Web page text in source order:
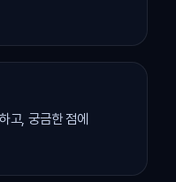
고, 궁금한 점에